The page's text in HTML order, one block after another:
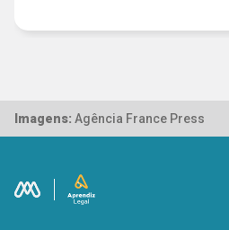
Imagens: Agência France Press